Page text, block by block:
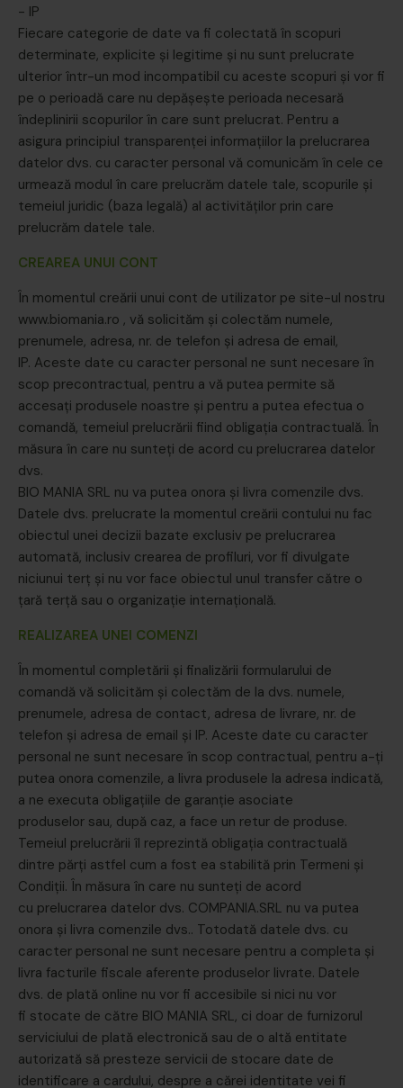
- IP
Fiecare categorie de date va fi colectată în scopuri
determinate, explicite și legitime și nu sunt prelucrate
ulterior într-un mod incompatibil cu aceste scopuri și vor fi
pe o perioadă care nu depășește perioada necesară
îndeplinirii scopurilor în care sunt prelucrat. Pentru a
asigura principiul transparenței informațiilor la prelucrarea
datelor dvs. cu caracter personal vă comunicăm în cele ce
urmează modul în care prelucrăm datele tale, scopurile și
temeiul juridic (baza legală) al activităților prin care
prelucrăm datele tale.
CREAREA UNUI CONT
În momentul creării unui cont de utilizator pe site-ul nostru
www.biomania.ro , vă solicităm și colectăm numele,
prenumele, adresa, nr. de telefon și adresa de email,
IP. Aceste date cu caracter personal ne sunt necesare în
scop precontractual, pentru a vă putea permite să
accesați produsele noastre și pentru a putea efectua o
comandă, temeiul prelucrării fiind obligația contractuală. În
măsura în care nu sunteți de acord cu prelucrarea datelor
dvs.
BIO MANIA SRL nu va putea onora și livra comenzile dvs.
Datele dvs. prelucrate la momentul creării contului nu fac
obiectul unei decizii bazate exclusiv pe prelucrarea
automată, inclusiv crearea de profiluri, vor fi divulgate
niciunui terț și nu vor face obiectul unul transfer către o
țară terță sau o organizație internațională.
REALIZAREA UNEI COMENZI
În momentul completării și finalizării formularului de
comandă vă solicităm și colectăm de la dvs. numele,
prenumele, adresa de contact, adresa de livrare, nr. de
telefon și adresa de email și IP. Aceste date cu caracter
personal ne sunt necesare în scop contractual, pentru a-ți
putea onora comenzile, a livra produsele la adresa indicată,
a ne executa obligațiile de garanție asociate
produselor sau, după caz, a face un retur de produse.
Temeiul prelucrării îl reprezintă obligația contractuală
dintre părți astfel cum a fost ea stabilită prin Termeni și
Condiții. În măsura în care nu sunteți de acord
cu prelucrarea datelor dvs. COMPANIA.SRL nu va putea
onora și livra comenzile dvs.. Totodată datele dvs. cu
caracter personal ne sunt necesare pentru a completa și
livra facturile fiscale aferente produselor livrate. Datele
dvs. de plată online nu vor fi accesibile si nici nu vor
fi stocate de către BIO MANIA SRL, ci doar de furnizorul
serviciului de plată electronică sau de o altă entitate
autorizată să presteze servicii de stocare date de
identificare a cardului, despre a cărei identitate vei fi